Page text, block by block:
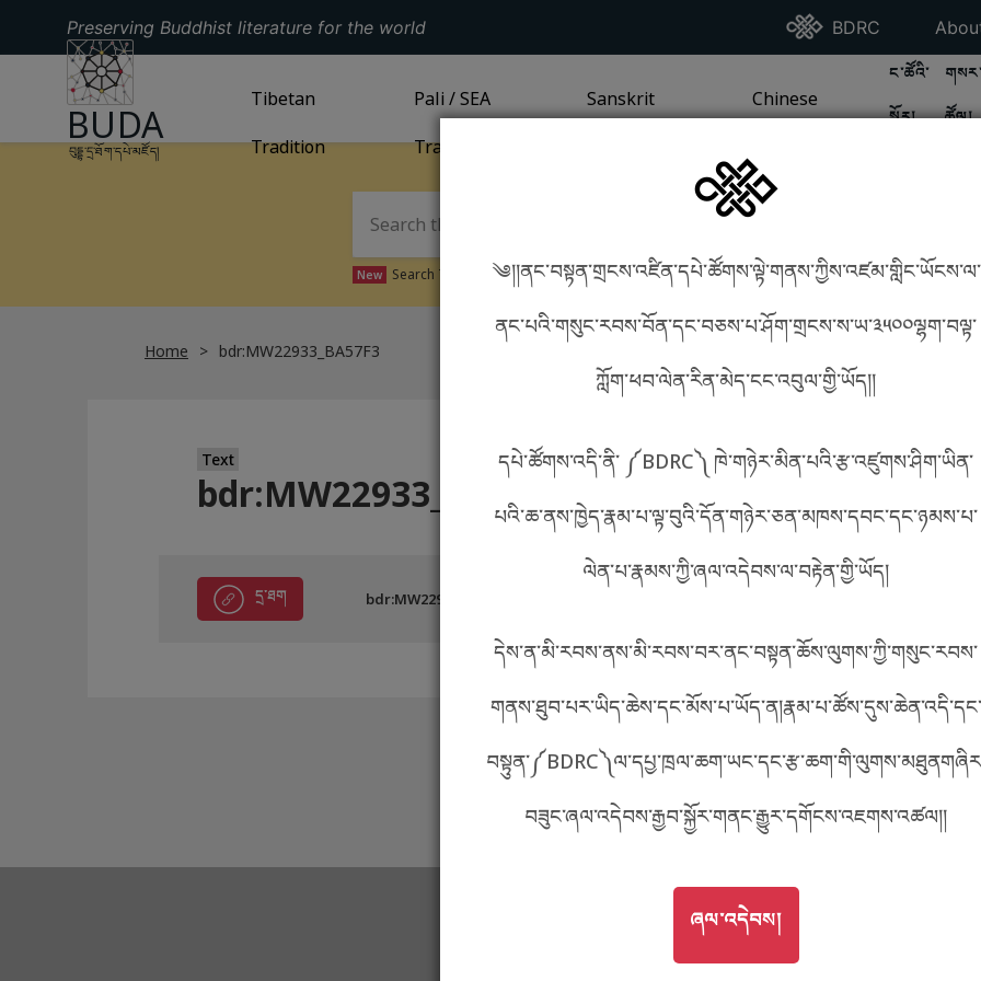
བོད་ཡིག
English
ភាសាខ្មែរ
Preserving Buddhist literature for the world Go To BDRC
BDRC Go
GO TO HOMEPAGE
BUDA
བུདྡྷ་དྲ་ཐོག་དཔེ་མཛོད།
GO TOTIBETAN TRADITIONPAGE
Tibetan
Tradition
GO TOPALI / SEA TRADITIONPAGE
Pali / SEA
Tradition
GO TOSANSKRIT TRADITION
Sanskrit
GO TOCHINESE TRADITION
Chinese
GO TO
ང་ཚོའི་
སྐོར།
GO
ཚོལ།
༄།།ནང་བསྟན་གྲངས་འཛིན་དཔེ་ཚོགས་ལྟེ་གནས་ཀྱིས་འཛམ་གླིང་ཡོངས་ལ་
ནང་པའི་གསུང་རབས་བོན་དང་བཅས་པ་ཤོག་གྲངས་ས་ཡ་༣༥༠༠ལྷག་བལྟ་
ཀློག་ཕབ་ལེན་རིན་མེད་ངང་འབུལ་གྱི་ཡོད།།
དཔེ་ཚོགས་འདི་ནི་ ༼BDRC༽ ཁེ་གཉེར་མིན་པའི་རྩ་འཛུགས་ཤིག་ཡིན་
པའི་ཆ་ནས་ཁྱེད་རྣམ་པ་ལྟ་བུའི་དོན་གཉེར་ཅན་མཁས་དབང་དང་ཉམས་པ་
ལེན་པ་རྣམས་ཀྱི་ཞལ་འདེབས་ལ་བརྟེན་གྱི་ཡོད།
དེས་ན་མི་རབས་ནས་མི་རབས་བར་ནང་བསྟན་ཆོས་ལུགས་ཀྱི་གསུང་རབས་
གནས་ཐུབ་པར་ཡིད་ཆེས་དང་མོས་པ་ཡོད་ན།རྣམ་པ་ཚོས་དུས་ཆེན་འདི་དང་
བཟུང་ཞལ་འདེབས་རྒྱབ་སྐྱོར་གནང་རྒྱུར་དགོངས་འཇགས་འཚལ།།
GO TOཞལ་འདེབས།
ཞལ་འདེབས།
New Search Tibetan in phonetics! How to find things?
Home bdr:MW22933_BA57F3
Text
bdr:MW22933_BA57F3
དྲ་ཐག bdr:MW22933_BA57F3 metadata ཕབ་ལེན། འདིའི་ཡོང་ཁུངས།